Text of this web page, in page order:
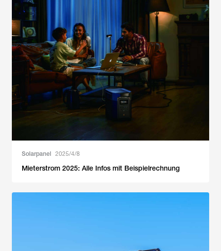
Solarpanel 2025/4/8
Mieterstrom 2025: Alle Infos mit Beispielrechnung